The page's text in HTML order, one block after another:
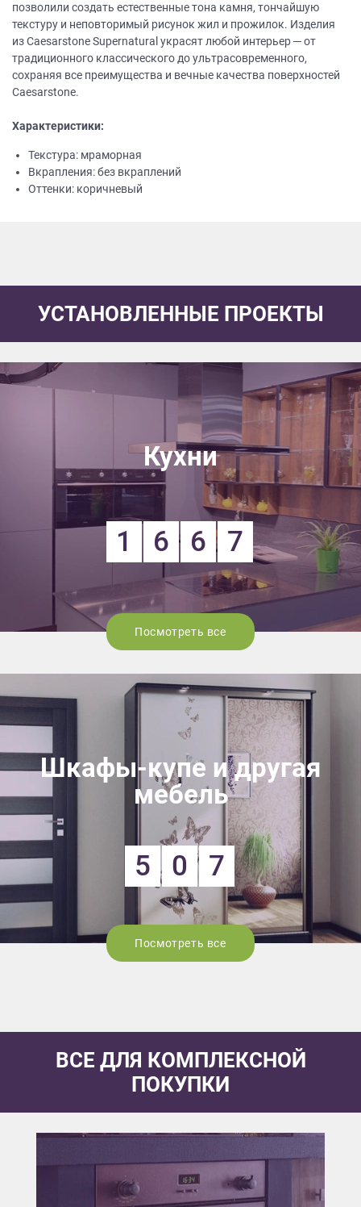
позволили создать естественные тона камня, тончайшую
текстуру и неповторимый рисунок жил и прожилок. Изделия
из Caesarstone Supernatural украсят любой интерьер ─ от
традиционного классического до ультрасовременного,
сохраняя все преимущества и вечные качества поверхностей
Caesarstone.
Характеристики:
Текстура: мраморная
Вкрапления: без вкраплений
Оттенки: коричневый
УСТАНОВЛЕННЫЕ ПРОЕКТЫ
Кухни
1 6 6 7
Посмотреть все
Шкафы-купе и другая
мебель
5 0 7
Посмотреть все
ВСЕ ДЛЯ КОМПЛЕКСНОЙ
ПОКУПКИ